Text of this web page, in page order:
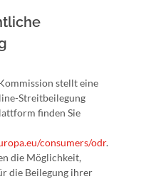
stellt eine
Streitbeilegung
finden Sie
consumers/odr.
die Möglichkeit,
die Beilegung ihrer